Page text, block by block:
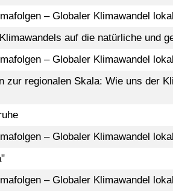
– Globaler Klimawandel
auf die natürliche und
– Globaler Klimawandel
zur regionalen Skala: Wie uns der
– Globaler Klimawandel
– Globaler Klimawandel